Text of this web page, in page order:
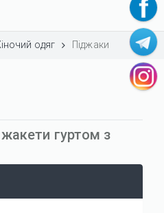
одяг Піджаки
гуртом з